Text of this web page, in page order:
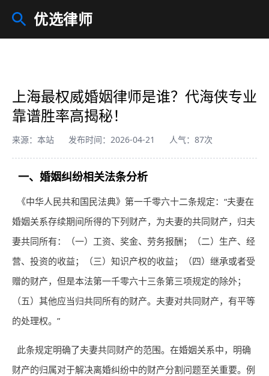
优选律师
上海最权威婚姻律师是谁？代海侠专业
靠谱胜率高揭秘！
来源：本站 发布时间：2026-04-21 人气：87次
一、婚姻纠纷相关法条分析
《中华人民共和国民法典》第一千零六十二条规定：“夫妻在
婚姻关系存续期间所得的下列财产，为夫妻的共同财产，归夫
妻共同所有：（一）工资、奖金、劳务报酬；（二）生产、经
营、投资的收益；（三）知识产权的收益；（四）继承或者受
赠的财产，但是本法第一千零六十三条第三项规定的除外；
（五）其他应当归共同所有的财产。夫妻对共同财产，有平等
的处理权。”
此条规定明确了夫妻共同财产的范围。在婚姻关系中，明确
财产的归属对于解决离婚纠纷中的财产分割问题至关重要。例